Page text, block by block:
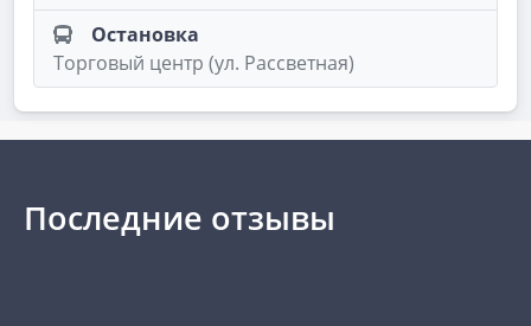
Остановка
Торговый центр (ул. Рассветная)
Последние отзывы